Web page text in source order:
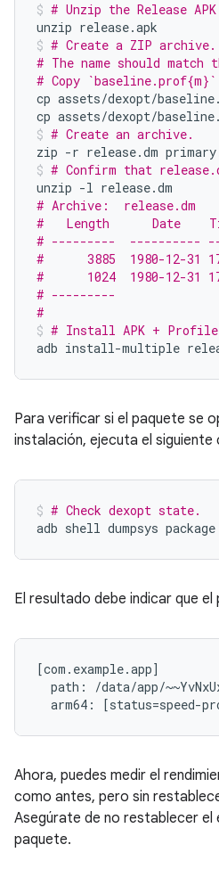
# Unzip the Release
unzip release.apk
# Create a ZIP archive.
# The name should match
# Copy
cp assets/dexopt/
cp assets/dexopt/
# Create an archive.
zip -r release.dm
# Confirm that
unzip -l
# Archive:  release.dm
#   Length      Date
# ---------  ----------
#      3885  1980-12-31
#      1024  1980-12-31
# ---------
#
# Install APK +
adb install-multiple
Para verificar si el paquete se
instalación, ejecuta el siguiente
# Check dexopt state.
adb shell dumpsys package
El resultado debe indicar que
[com.example.app]
path: /data/app/
Ahora, puedes medir el
como antes, pero sin
Asegúrate de no restablecer el
paquete.